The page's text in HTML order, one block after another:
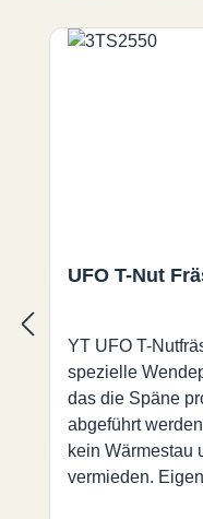
UFO T-Nut
YT UFO T-
spezielle
das die Späne
abgeführt
kein Wärmestau
vermieden.